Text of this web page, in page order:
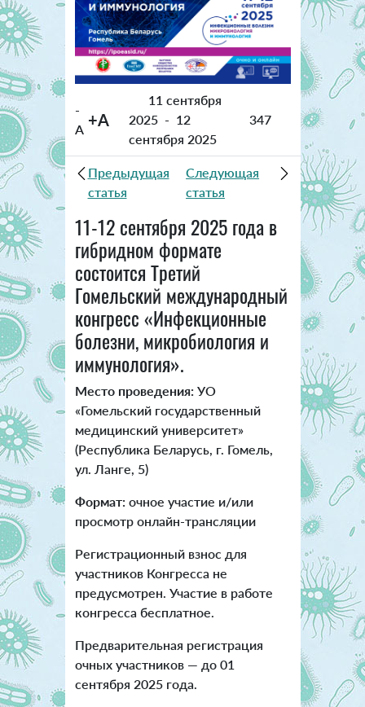
-
A +A
11 сентября
2025 - 12
сентября 2025
347
Предыдущая
статья
Следующая
статья
11-12 сентября 2025 года в
гибридном формате
состоится Третий
Гомельский международный
конгресс «Инфекционные
болезни, микробиология и
иммунология».
Место проведения:УО
«Гомельский государственный
медицинский университет»
(Республика Беларусь, г. Гомель,
ул. Ланге, 5)
Формат: очное участие и/или
просмотр онлайн-трансляции
Регистрационный взнос для
участников Конгресса не
предусмотрен. Участие в работе
конгресса бесплатное.
Предварительная регистрация
очных участников — до 01
сентября 2025 года.